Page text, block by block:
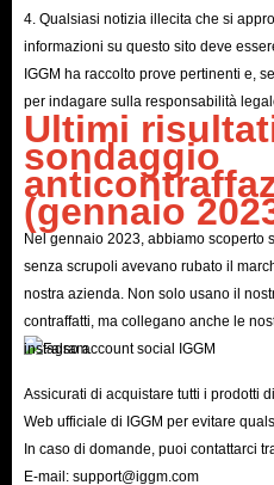
4. Qualsiasi notizia illecita che si
informazioni su questo sito deve
IGGM ha raccolto prove pertinenti e,
per indagare sulla responsabilità
Ultimi
sondaggio
(gennaio
Nel gennaio 2023, abbiamo scoperto
senza scrupoli avevano rubato il
nostra azienda. Non solo usano il
contraffatti, ma collegano anche le
instagram.
Assicurati di acquistare tutti i prodotti
Web ufficiale di IGGM per evitare
In caso di domande, puoi contattarci
E-mail: support@iggm.com